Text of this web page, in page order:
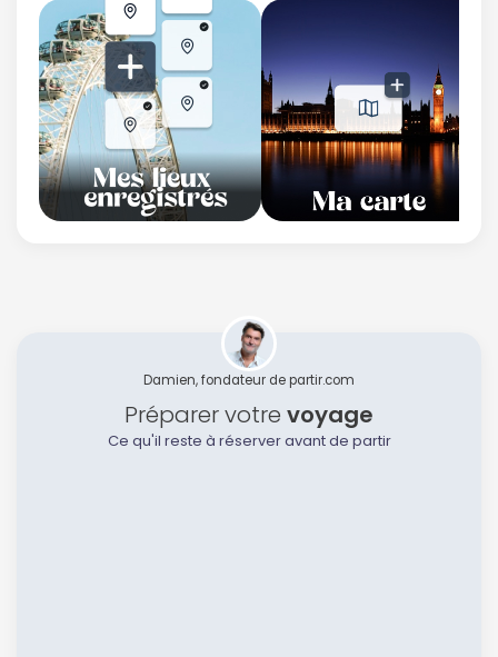
Damien, fondateur de partir.com
Préparer votre voyage
Ce qu'il reste à réserver avant de partir